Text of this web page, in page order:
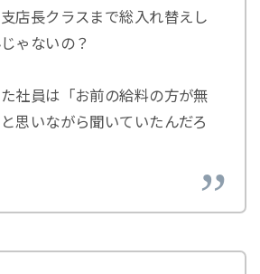
店長クラスまで総入れ替えし
ゃないの？
社員は「お前の給料の方が無
思いながら聞いていたんだろ